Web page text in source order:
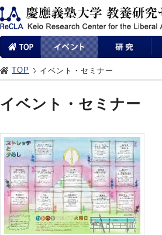
TOP イベント・セミナー
イベント・セミナー